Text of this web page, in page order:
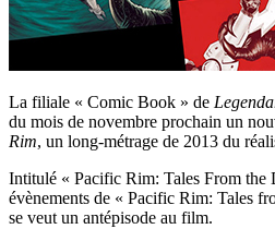
La filiale « Comic Book » de
du mois de novembre prochain un
Rim, un long-métrage de 2013 du
Intitulé « Pacific Rim: Tales From the
évènements de « Pacific Rim: Tales
se veut un antépisode au film.